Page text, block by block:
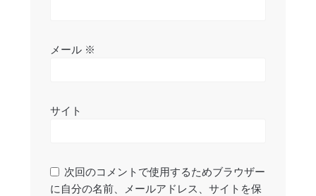
メール ※
サイト
次回のコメントで使用するためブラウザー
に自分の名前、メールアドレス、サイトを保